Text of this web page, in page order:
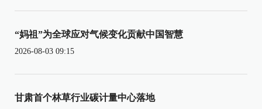
“妈祖”为全球应对气候变化贡献中国智慧
2026-08-03 09:15
甘肃首个林草行业碳计量中心落地